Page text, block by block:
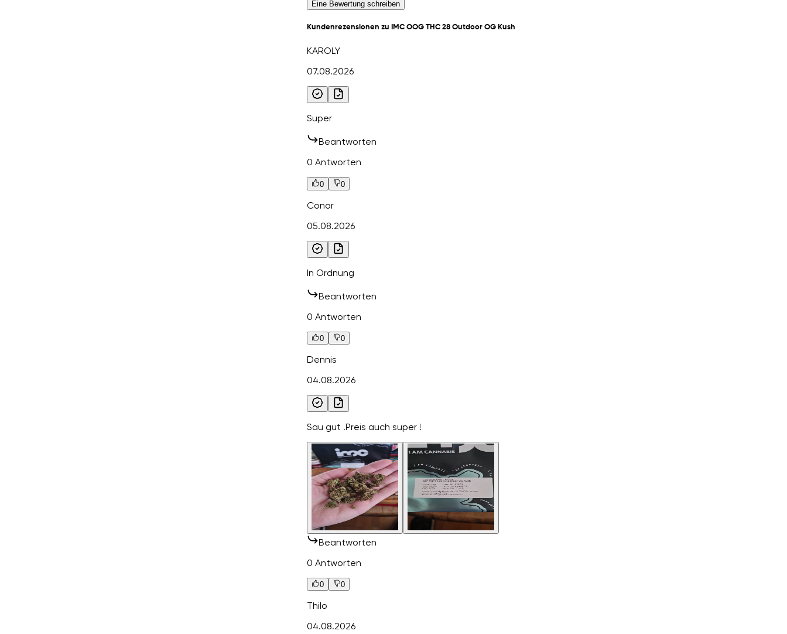
Eine Bewertung schreiben
Kundenrezensionen zu IMC OOG THC 28 Outdoor OG Kush
KAROLY
07.08.2026
Super
Beantworten
0 Antworten
0 0
Conor
05.08.2026
In Ordnung
Beantworten
0 Antworten
0 0
Dennis
04.08.2026
Sau gut .Preis auch super !
Beantworten
0 Antworten
0 0
Thilo
04.08.2026